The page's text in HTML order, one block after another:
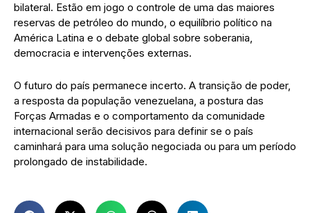
bilateral. Estão em jogo o controle de uma das maiores
reservas de petróleo do mundo, o equilíbrio político na
América Latina e o debate global sobre soberania,
democracia e intervenções externas.
O futuro do país permanece incerto. A transição de poder,
a resposta da população venezuelana, a postura das
Forças Armadas e o comportamento da comunidade
internacional serão decisivos para definir se o país
caminhará para uma solução negociada ou para um período
prolongado de instabilidade.